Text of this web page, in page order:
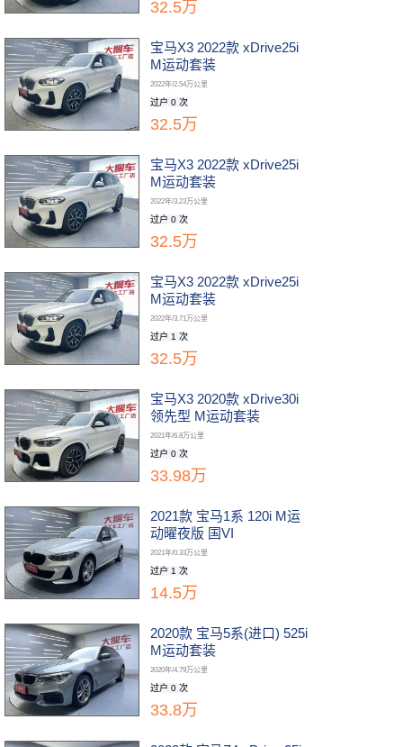
32.5万
宝马X3 2022款 xDrive25i
M运动套装
2022年/2.54万公里
过户 0 次
32.5万
宝马X3 2022款 xDrive25i
M运动套装
2022年/3.23万公里
过户 0 次
32.5万
宝马X3 2022款 xDrive25i
M运动套装
2022年/3.71万公里
过户 1 次
32.5万
宝马X3 2020款 xDrive30i
领先型 M运动套装
2021年/6.8万公里
过户 0 次
33.98万
2021款 宝马1系 120i M运
动曜夜版 国VI
2021年/0.33万公里
过户 1 次
14.5万
2020款 宝马5系(进口) 525i
M运动套装
2020年/4.79万公里
过户 0 次
33.8万